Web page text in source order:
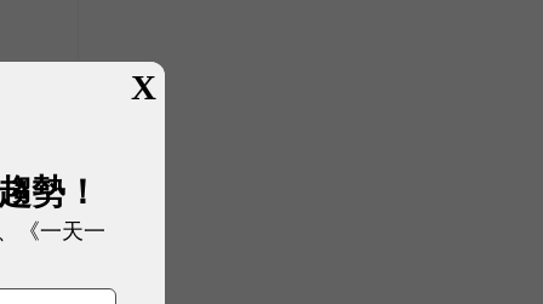
X
勢！
《一天一